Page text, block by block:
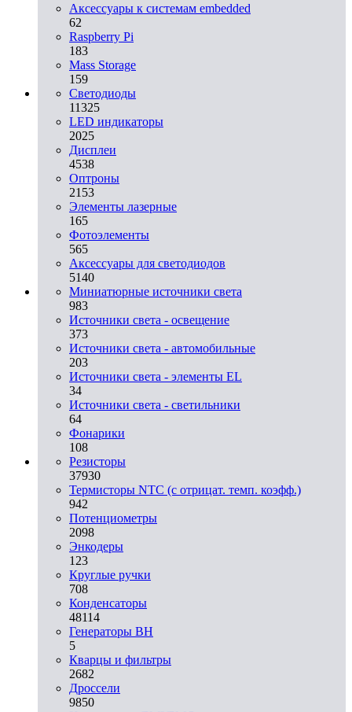
Аксессуары к системам embedded
62
Raspberry Pi
183
Mass Storage
159
Светодиоды
11325
LED индикаторы
2025
Дисплеи
4538
Оптроны
2153
Элементы лазерные
165
Фотоэлементы
565
Аксессуары для светодиодов
5140
Миниатюрные источники света
983
Источники света - освещение
373
Источники света - автомобильные
203
Источники света - элементы EL
34
Источники света - светильники
64
Фонарики
108
Резисторы
37930
Термисторы NTC (с отрицат. темп. коэфф.)
942
Потенциометры
2098
Энкодеры
123
Круглые ручки
708
Конденсаторы
48114
Генераторы ВН
5
Кварцы и фильтры
2682
Дроссели
9850